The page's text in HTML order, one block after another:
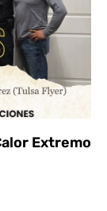
Extremo